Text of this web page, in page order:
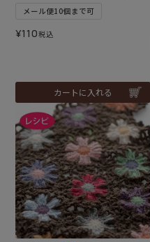
メール便10個まで可
¥110税込
カートに入れる